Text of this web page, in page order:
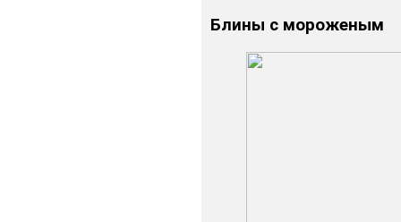
Блины с мороженым